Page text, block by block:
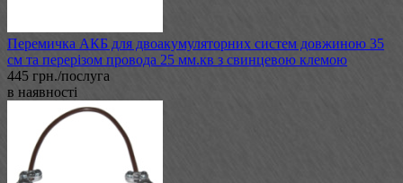
Перемичка АКБ для двоакумуляторних систем довжиною 35
см та перерізом провода 25 мм.кв з свинцевою клемою
445 грн./послуга
в наявності